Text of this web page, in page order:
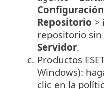
Repositorio >
repositorio
Servidor.
c. Productos
Windows):
clic en la